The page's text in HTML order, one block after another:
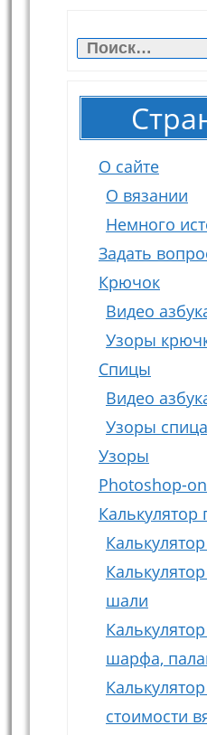
Найти:
О сайте
О вязании
Немного
Задать
Крючок
Видео
Узоры
Спицы
Видео
Узоры
Узоры
Photoshop-
Калькулятор
шали
шарфа,
стоимости